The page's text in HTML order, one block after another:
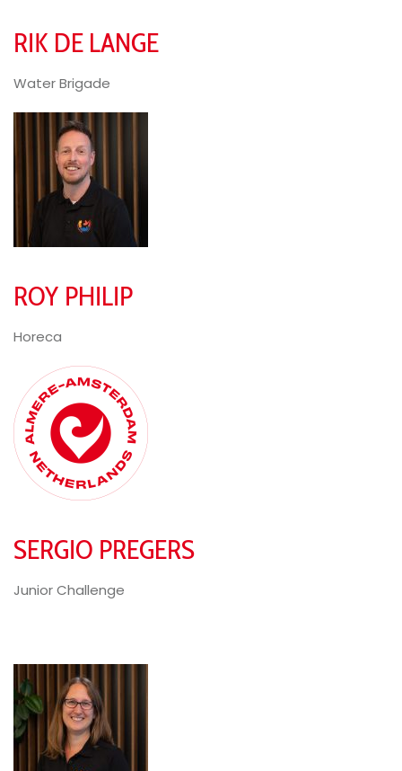
RIK DE LANGE
Water Brigade
ROY PHILIP
Horeca
SERGIO PREGERS
Junior Challenge